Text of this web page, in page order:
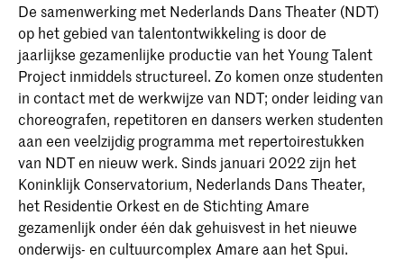
De samenwerking met Nederlands Dans Theater (NDT)
op het gebied van talentontwikkeling is door de
jaarlijkse gezamenlijke productie van het Young Talent
Project inmiddels structureel. Zo komen onze studenten
in contact met de werkwijze van NDT; onder leiding van
choreografen, repetitoren en dansers werken studenten
aan een veelzijdig programma met repertoirestukken
van NDT en nieuw werk. Sinds januari 2022 zijn het
Koninklijk Conservatorium, Nederlands Dans Theater,
het Residentie Orkest en de Stichting Amare
gezamenlijk onder één dak gehuisvest in het nieuwe
onderwijs- en cultuurcomplex Amare aan het Spui.